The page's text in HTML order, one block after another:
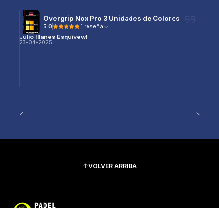
Overgrip Nox Pro 3 Unidades de Colores
5.0 1 reseña
Julio Illanes Esquivewl
23-04-2025
VOLVER ARRIBA